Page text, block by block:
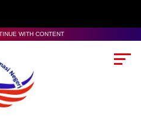
WITH CONTENT